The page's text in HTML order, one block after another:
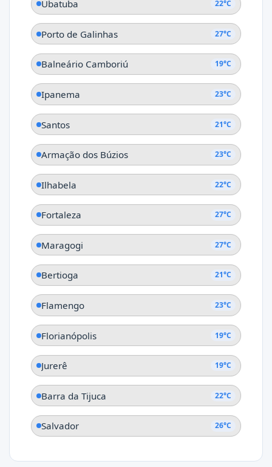
Ubatuba 22°C
Porto de Galinhas 27°C
Balneário Camboriú 19°C
Ipanema 23°C
Santos 21°C
Armação dos Búzios 23°C
Ilhabela 22°C
Fortaleza 27°C
Maragogi 27°C
Bertioga 21°C
Flamengo 23°C
Florianópolis 19°C
Jurerê 19°C
Barra da Tijuca 22°C
Salvador 26°C